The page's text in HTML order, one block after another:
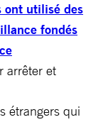
ont utilisé des
fondés
arrêter et
étrangers qui